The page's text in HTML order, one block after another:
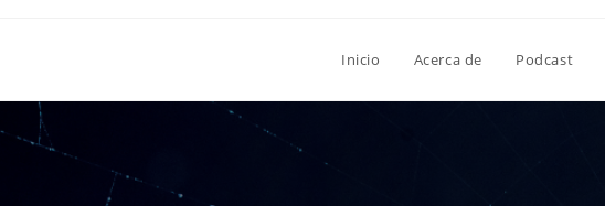
Inicio Acerca de Podcast